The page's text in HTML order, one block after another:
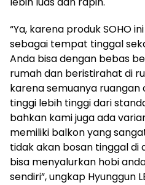
“Ya, karena produk SOHO
sebagai tempat tinggal
Anda bisa dengan bebas
rumah dan beristirahat di
karena semuanya
tinggi lebih tinggi dari
bahkan kami juga ada
memiliki balkon yang
tidak akan bosan tinggal
bisa menyalurkan hobi
sendiri”, ungkap Hyunggun